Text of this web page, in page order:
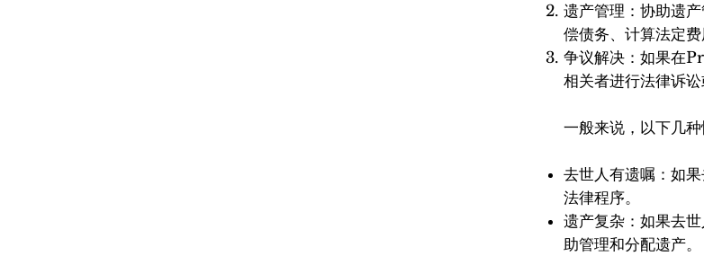
遗产管理：协助遗
偿债务、计算法定费
争议解决：如果在
相关者进行法律诉
一般来说，以下几
去世人有遗嘱：如
法律程序。
遗产复杂：如果去
助管理和分配遗产。